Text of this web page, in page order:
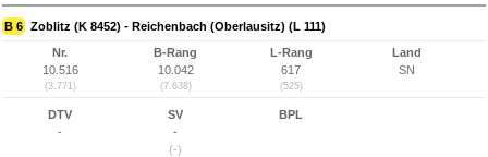
B 6 Zoblitz (K 8452) - Reichenbach (Oberlausitz) (L 111)
Nr.
10.516
(3.771)
B-Rang
10.042
(7.638)
L-Rang
617
(525)
Land
SN
DTV
-
SV
-
(-)
BPL